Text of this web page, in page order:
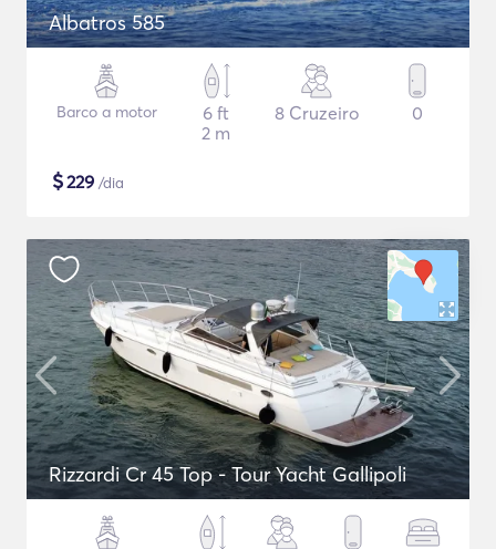
Albatros 585
Barco a motor
6 ft
2 m
8 Cruzeiro 0
$229 /dia
Rizzardi Cr 45 Top - Tour Yacht Gallipoli